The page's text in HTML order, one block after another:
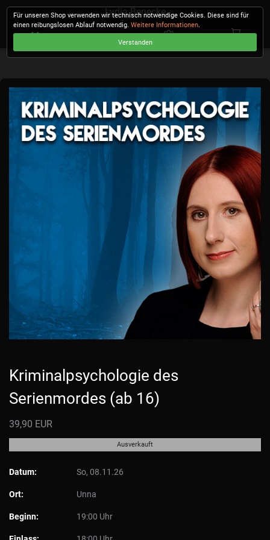
Lydia Benecke
Kriminalpsychologie des
Serienmordes (ab 16)
39,90 EUR
Ausverkauft
Datum: So, 08.11.26
Ort: Unna
Beginn: 19:00 Uhr
Für unseren Shop verwenden wir technisch notwendige Cookies. Diese sind für
einen reibungslosen Ablauf notwendig.Weitere Informationen.
Verstanden